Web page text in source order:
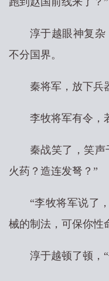
淳于越眼神复杂
不分国界。
秦将军，放下兵
李牧将军有令，
秦战笑了，笑声
火药？造连发弩？”
“李牧将军说了
械的制法，可保你
淳于越顿了顿，